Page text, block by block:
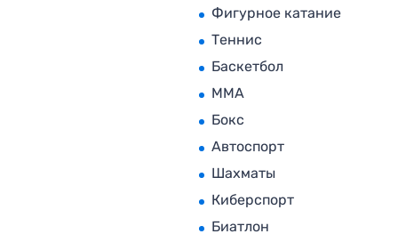
Фигурное катание
Теннис
Баскетбол
MMA
Бокс
Автоспорт
Шахматы
Киберспорт
Биатлон